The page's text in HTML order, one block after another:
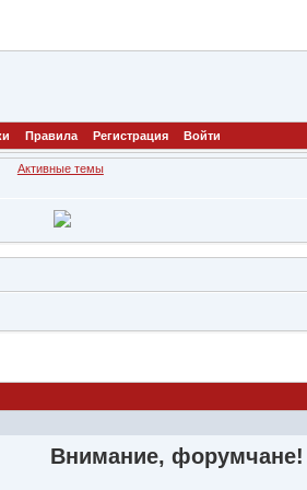
Правила Регистрация Войти
Активные темы
Внимание, форумчане!